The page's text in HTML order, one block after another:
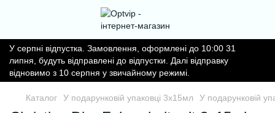
У серпні відпустка. Замовлення, оформлені до 10:00 31
липня, будуть відправлені до відпустки. Далі відправку
відновимо з 10 серпня у звичайному режимі.
Каталог У подарунковій упаковці 3х15мл У подарунковій